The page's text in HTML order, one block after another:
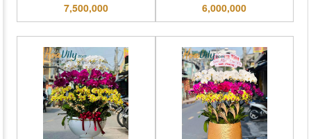
7,500,000 6,000,000